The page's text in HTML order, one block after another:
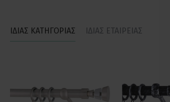
ΙΔΙΑΣ ΚΑΤΗΓΟΡΙΑΣ ΙΔΙΑΣ ΕΤΑΙΡΕΙΑΣ